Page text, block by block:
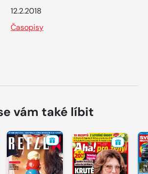
12.2.2018
Časopisy
vám také líbit